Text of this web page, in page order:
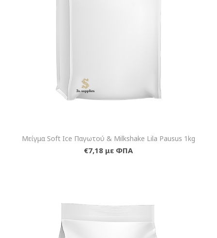
Μείγμα Soft Ice Παγωτού & Milkshake Lila Pausus 1kg
€7,18 με ΦΠΑ